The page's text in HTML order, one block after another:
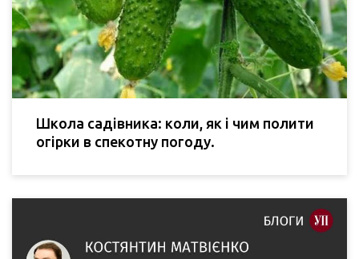
Школа садівника: коли, як і чим полити
огірки в спекотну погоду.